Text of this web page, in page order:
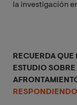
la investigación
RECUERDA
ESTUDIO